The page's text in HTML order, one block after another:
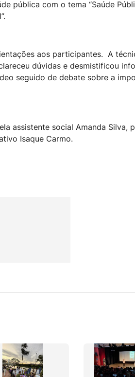
pública com o tema “Saúde
aos participantes. A
dúvidas e desmistificou
seguido de debate sobre a
assistente social Amanda Silva,
Isaque Carmo.